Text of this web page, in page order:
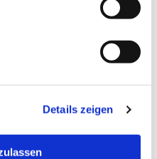
Details zeigen
Sie auch